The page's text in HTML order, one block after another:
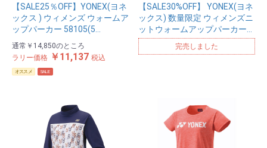
【SALE25％OFF】YONEX(ヨネ
ックス ) ウィメンズ ウォームア
ップパーカー 58105(5…
通常 ￥14,850のところ
ラリー価格 ￥11,137 税込
オススメ SALE
【SALE30%OFF】 YONEX(ヨネ
ックス) 数量限定 ウィメンズニ
ットウォームアップパーカー…
完売しました